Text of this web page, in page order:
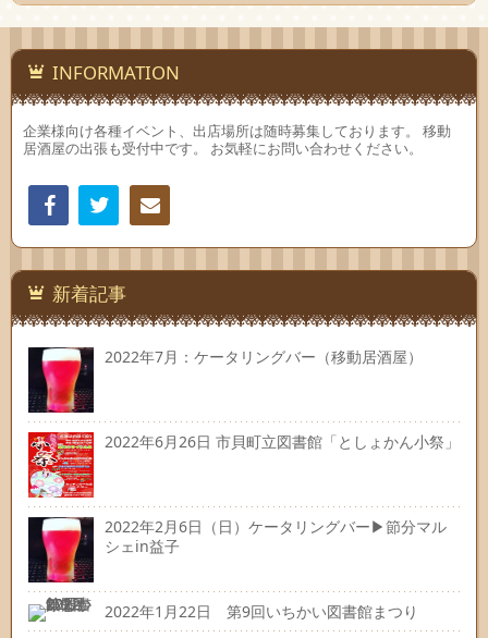
INFORMATION
企業様向け各種イベント、出店場所は随時募集しております。 移動
居酒屋の出張も受付中です。 お気軽にお問い合わせください。
Facebook
連絡
新着記事
2022年7月：ケータリングバー（移動居酒屋）
2022年6月26日 市貝町立図書館「としょかん小祭」
2022年2月6日（日）ケータリングバー▶節分マル
シェin益子
2022年1月22日 第9回いちかい図書館まつり